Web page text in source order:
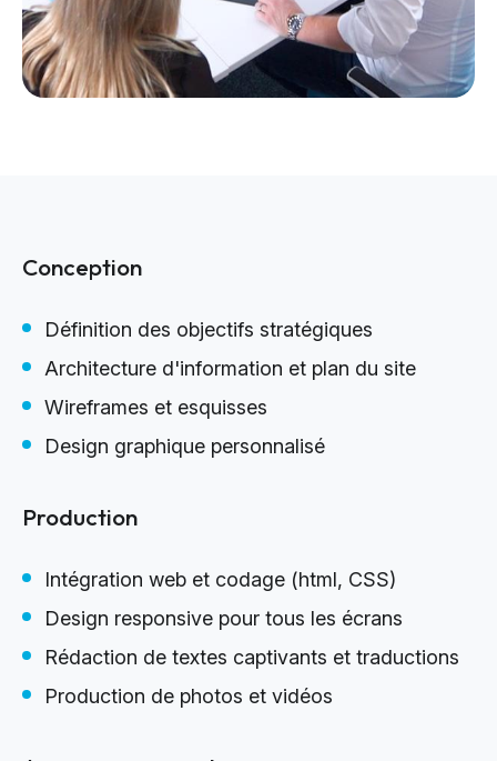
Conception
Définition des objectifs stratégiques
Architecture d'information et plan du site
Wireframes et esquisses
Design graphique personnalisé
Production
Intégration web et codage (html, CSS)
Design responsive pour tous les écrans
Rédaction de textes captivants et traductions
Production de photos et vidéos